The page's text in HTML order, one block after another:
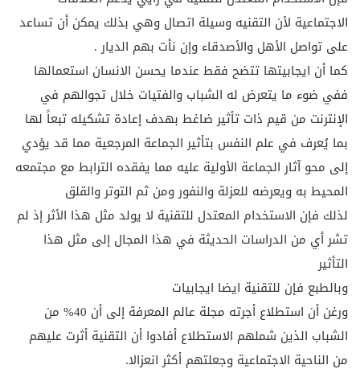
الاجتماعية لأن التقنيه وسيلة اتصال وهي بذلك يمكن أن تساعد
على تواصل الأهل والأصدقاء وإن نأت بهم الديار .
كما أن ايجابيتها تتضح فقط عندما يحسن الانسان استعمالها
ففي ضوء ما يتعرض له الشباب والفتيات خلال تجوالهم في
الإنترنت من قيم ذات تأثير ضاغط بهدف إعادة تشكيله تبعاً لها
بما يُعرف في علم النفس بتأثير الجماعة المرجعية مما قد يؤدي
إلى محو آثار الجماعة الأولية عليه مما يفقده الترابط مع مجتمعه
المحيط به ويعرضه للعزلة والنفور ومن ثم التوتر والقلق
لذلك فإن الاستخدام المعتدل للتقنية لا يولد مثل هذا الأثر إذ لم
تشر أي من الدراسات الحديثة في هذا المجال إلى مثل هذا
التأثير
وبالطبع فإن للتقنية ايضا ايجابيات
ورغن أن استطلاع أجرته مجلة عالم المعرفة إلى أن 40% من
الشباب الذين شملهم الاستطلاع أفادوا أن التقنية أثرت عليهم
من الناحية الاجتماعية وجعلتهم أكثر انعزالا.